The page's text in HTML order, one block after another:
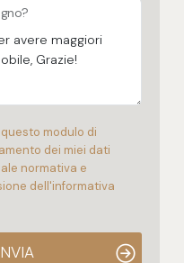
modulo di
dei miei dati
normativa e
dell'informativa